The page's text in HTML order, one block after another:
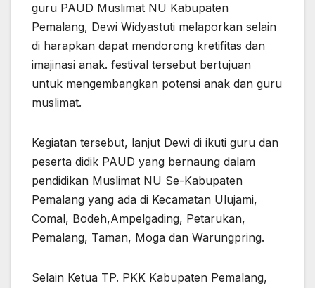
guru PAUD Muslimat NU Kabupaten
Pemalang, Dewi Widyastuti melaporkan selain
di harapkan dapat mendorong kretifitas dan
imajinasi anak. festival tersebut bertujuan
untuk mengembangkan potensi anak dan guru
muslimat.
Kegiatan tersebut, lanjut Dewi di ikuti guru dan
peserta didik PAUD yang bernaung dalam
pendidikan Muslimat NU Se-Kabupaten
Pemalang yang ada di Kecamatan Ulujami,
Comal, Bodeh,Ampelgading, Petarukan,
Pemalang, Taman, Moga dan Warungpring.
Selain Ketua TP. PKK Kabupaten Pemalang,